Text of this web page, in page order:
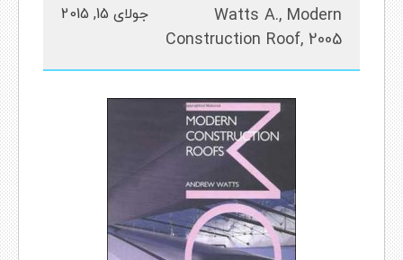
Watts A., Modern
Construction Roof, 2005
جولای 15, 2015